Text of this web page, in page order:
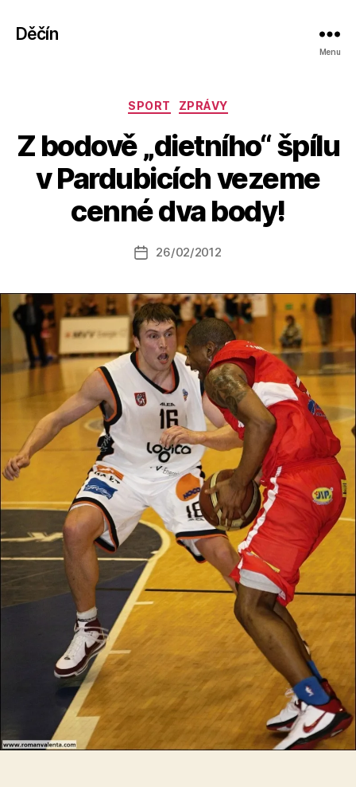
Děčín
Menu
Rubriky
SPORT ZPRÁVY
Z bodově „dietního“ špílu
v Pardubicích vezeme
cenné dva body!
Autor
příspěvku
u
t
a
s
o
Datum
26/02/2012